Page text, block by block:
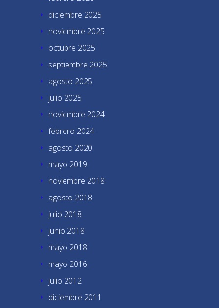
diciembre 2025
noviembre 2025
octubre 2025
septiembre 2025
agosto 2025
julio 2025
noviembre 2024
febrero 2024
agosto 2020
mayo 2019
noviembre 2018
agosto 2018
julio 2018
junio 2018
mayo 2018
mayo 2016
julio 2012
diciembre 2011